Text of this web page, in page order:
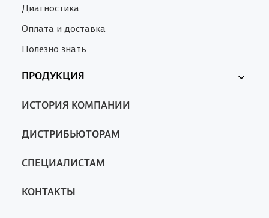
Диагностика
Оплата и доставка
Полезно знать
ПРОДУКЦИЯ
Ферменкол
ИСТОРИЯ КОМПАНИИ
ДИСТРИБЬЮТОРАМ
СПЕЦИАЛИСТАМ
КОНТАКТЫ